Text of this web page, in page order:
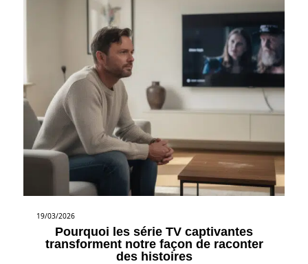
19/03/2026
Pourquoi les série TV captivantes
transforment notre façon de raconter
des histoires